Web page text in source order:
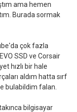
ama hemen
Burada sormak
çok fazla
SSD ve Corsair
hızlı bir hale
aldım hatta sırf
bulabildim falan.
bilgisayar